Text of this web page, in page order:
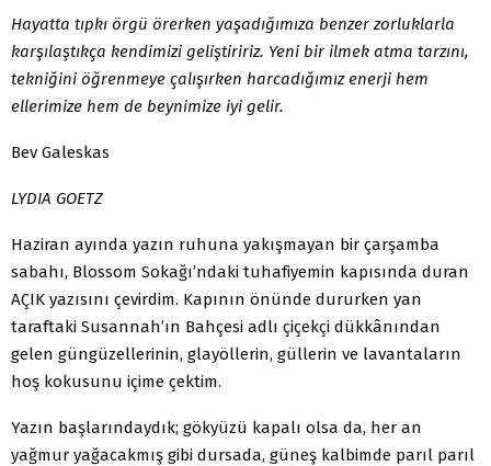
Hayatta tıpkı örgü örerken yaşadığımıza benzer zorluklarla
karşılaştıkça kendimizi geliştiririz. Yeni bir ilmek atma tarzını,
tekniğini öğrenmeye çalışırken harcadığımız enerji hem
ellerimize hem de beynimize iyi gelir.
Bev Galeskas
LYDIA GOETZ
Haziran ayında yazın ruhuna yakışmayan bir çarşamba
sabahı, Blossom Sokağı’ndaki tuhafiyemin kapısında duran
AÇIK yazısını çevirdim. Kapının önünde dururken yan
taraftaki Susannah’ın Bahçesi adlı çiçekçi dükkânından
gelen güngüzellerinin, glayöllerin, güllerin ve lavantaların
hoş kokusunu içime çektim.
Yazın başlarındaydık; gökyüzü kapalı olsa da, her an
yağmur yağacakmış gibi dursada, güneş kalbimde parıl parıl